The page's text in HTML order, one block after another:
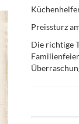
Preissturz
Die richtige